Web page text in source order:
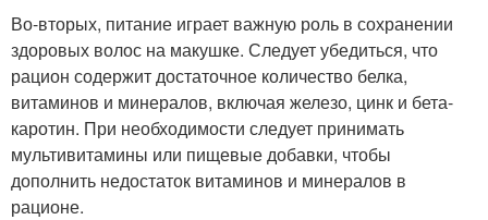
Во-вторых, питание играет важную роль в сохранении
здоровых волос на макушке. Следует убедиться, что
рацион содержит достаточное количество белка,
витаминов и минералов, включая железо, цинк и бета-
каротин. При необходимости следует принимать
мультивитамины или пищевые добавки, чтобы
дополнить недостаток витаминов и минералов в
рационе.